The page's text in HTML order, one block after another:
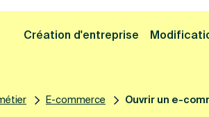
Création d'entreprise
E-commerce Ouvrir un e-